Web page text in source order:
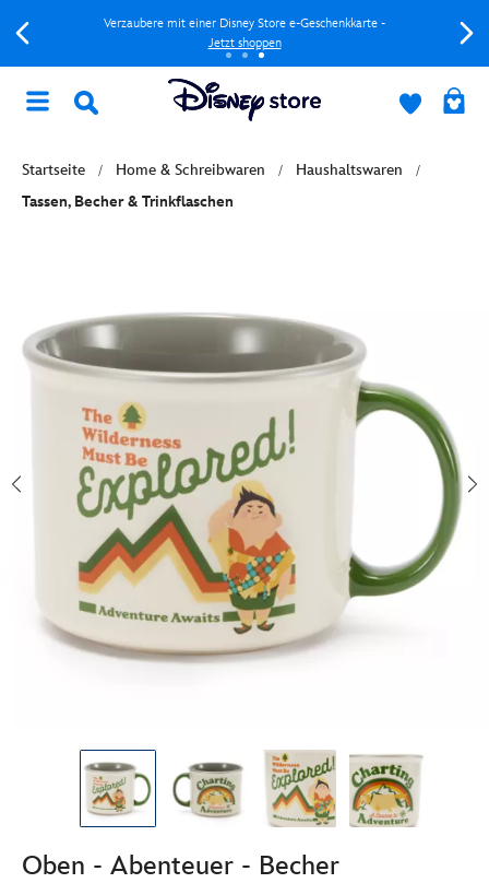
Verzaubere mit einer Disney Store e-Geschenkkarte -
Jetzt shoppen
Startseite Home & Schreibwaren
Haushaltswaren
Tassen, Becher & Trinkflaschen
Oben - Abenteuer - Becher